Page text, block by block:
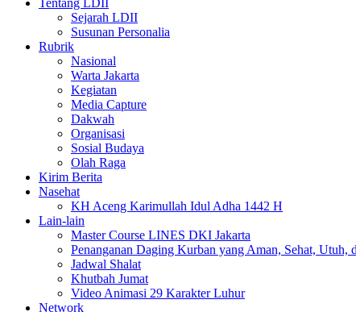
Tentang LDII
Sejarah LDII
Susunan Personalia
Rubrik
Nasional
Warta Jakarta
Kegiatan
Media Capture
Dakwah
Organisasi
Sosial Budaya
Olah Raga
Kirim Berita
Nasehat
KH Aceng Karimullah Idul Adha 1442 H
Lain-lain
Master Course LINES DKI Jakarta
Penanganan Daging Kurban yang Aman, Sehat,
Jadwal Shalat
Khutbah Jumat
Video Animasi 29 Karakter Luhur
Network